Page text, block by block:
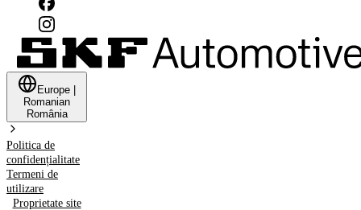
Europe
Romanian
România
Politica de
confidențialitate
Termeni de
utilizare
Proprietate site